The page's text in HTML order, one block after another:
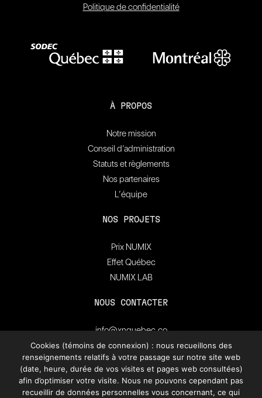
Politique de confidentialité
À PROPOS
Notre mission
Conseil d’administration
Statuts et règlements
Nos partenaires
L’équipe
NOS PROJETS
Prix NUMIX
Effet Québec
NUMIX LAB
NOUS CONTACTER
info@xnquebec.co
Salle de presse
FAQ
Inscrivez-vous à
Cookies (témoins de connexion) : nous recueillons des
renseignements relatifs à votre passage sur notre site web
(date, heure, durée de vos visites et pages web consultées)
afin d’optimiser votre visite. Nous ne pouvons cependant pas
recueillir de données personnelles vous concernant, ce qui